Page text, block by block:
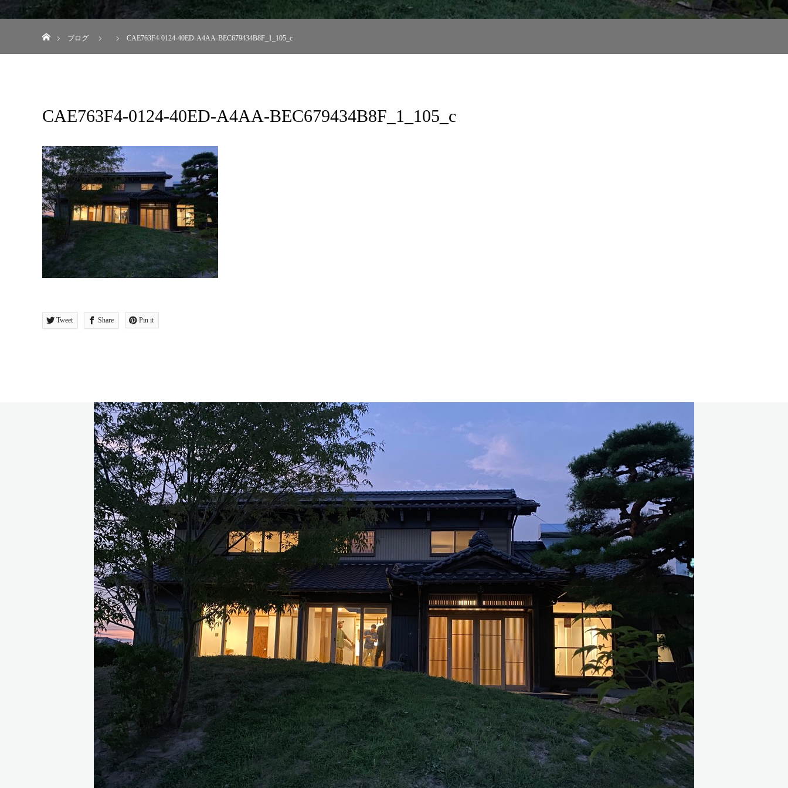
ブログ
CAE763F4-0124-40ED-A4AA-BEC679434B8F_1_105_c
CAE763F4-0124-40ED-A4AA-BEC679434B8F_1_105_c
Tweet Share Pin it